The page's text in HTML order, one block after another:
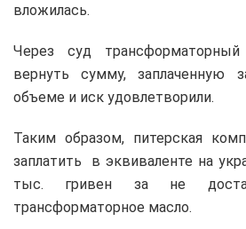
вложилась.
Через суд трансформаторный
вернуть сумму, заплаченную
объеме и иск удовлетворили.
Таким образом, питерская
заплатить в эквиваленте на
тыс. гривен за не
трансформаторное масло.